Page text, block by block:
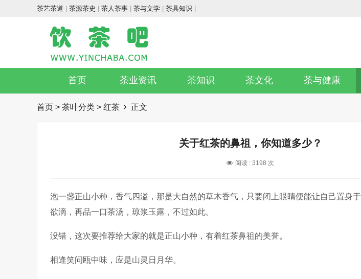
茶艺茶道 茶源茶史 茶人茶事 茶与文学 茶具知识
首页 茶业资讯 茶知识 茶文化 茶与健康
首页 > 茶叶分类 > 红茶 正文
关于红茶的鼻祖，你知道多少？
阅读 : 3198 次
泡一盏正山小种，香气四溢，那是大自然的草木香气，只要闭上眼睛便能让自己置身
欲滴，再品一口茶汤，琼浆玉露，不过如此。
没错，这次要推荐给大家的就是正山小种，有着红茶鼻祖的美誉。
相逢笑问瓯中味，应是山灵日月华。